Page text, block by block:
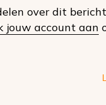
over dit
jouw account aan